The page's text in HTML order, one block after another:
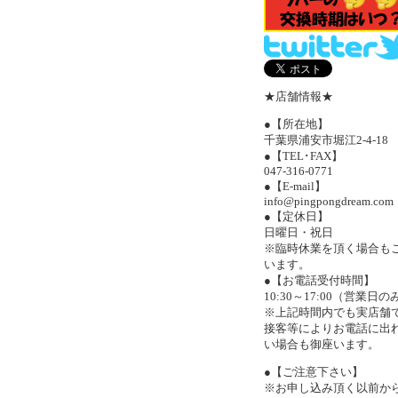
★店舗情報★
●【所在地】
千葉県浦安市堀江2-4-18
●【TEL･FAX】
047-316-0771
●【E-mail】
info@pingpongdream.com
●【定休日】
日曜日・祝日
※臨時休業を頂く場合も
います。
●【お電話受付時間】
10:30～17:00（営業日のみ
※上記時間内でも実店舗
接客等によりお電話に出
い場合も御座います。
●【ご注意下さい】
※お申し込み頂く以前か